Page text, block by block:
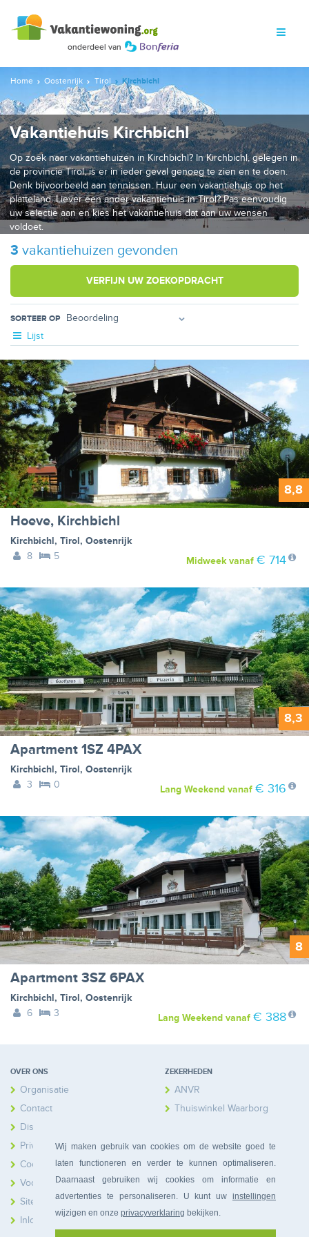
Wij maken gebruik van cookies om de website goed te
laten functioneren en verder te kunnen optimaliseren.
Daarnaast gebruiken wij cookies om informatie en
advertenties te personaliseren. U kunt uw instellingen
wijzigen en onze privacyverklaring bekijken.
Home Oostenrijk Tirol Kirchbichl
Vakantiehuis Kirchbichl
Op zoek naar vakantiehuizen in Kirchbichl? In Kirchbichl, gelegen in
de provincie Tirol, is er in ieder geval genoeg te zien en te doen.
Denk bijvoorbeeld aan tennissen. Huur een vakantiehuis op het
platteland. Liever een ander vakantiehuis in Tirol? Pas eenvoudig
uw selectie aan en kies het vakantiehuis dat aan uw wensen
voldoet.
3 vakantiehuizen gevonden
VERFIJN UW ZOEKOPDRACHT
SORTEER OP
Lijst
8,8
Hoeve, Kirchbichl
Kirchbichl, Tirol, Oostenrijk
8
5 Midweekvanaf € 714
8,3
Apartment 1SZ 4PAX
Kirchbichl, Tirol, Oostenrijk
3
0 Lang Weekendvanaf € 316
8
Apartment 3SZ 6PAX
Kirchbichl, Tirol, Oostenrijk
6
3 Lang Weekendvanaf € 388
OVER ONS
Organisatie
Contact
Disclaimer
Privacy
Cookies
Voorwaarden
Sitemap
Inloggen Huiseigenaren
ZEKERHEDEN
ANVR
Thuiswinkel Waarborg